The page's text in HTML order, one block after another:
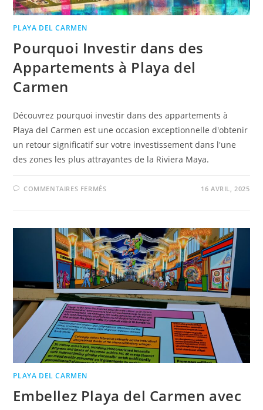
PLAYA DEL CARMEN
Pourquoi Investir dans des
Appartements à Playa del
Carmen
Découvrez pourquoi investir dans des appartements à
Playa del Carmen est une occasion exceptionnelle d'obtenir
un retour significatif sur votre investissement dans l'une
des zones les plus attrayantes de la Riviera Maya.
COMMENTAIRES FERMÉS 16 AVRIL, 2025
PLAYA DEL CARMEN
Embellez Playa del Carmen avec